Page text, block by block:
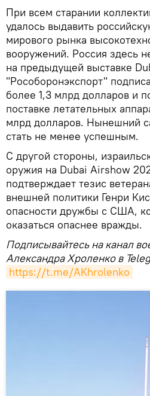
При всем старании
удалось выдавить
мирового рынка
вооружений. Россия здесь
на предыдущей выставке
"Рособоронэкспорт"
более 1,3 млрд долларов и
поставке летательных
млрд долларов. Нынешний
стать не менее успешным.
С другой стороны,
оружия на Dubai Airshow
подтверждает тезис
внешней политики Генри
опасности дружбы с США,
оказаться опаснее вражды.
Подписывайтесь на канал
Александра Хроленко в
https://t.me/AKhrolenko